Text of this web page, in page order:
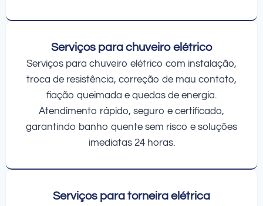
Serviços para chuveiro elétrico
Serviços para chuveiro elétrico com instalação,
troca de resistência, correção de mau contato,
fiação queimada e quedas de energia.
Atendimento rápido, seguro e certificado,
garantindo banho quente sem risco e soluções
imediatas 24 horas.
Serviços para torneira elétrica